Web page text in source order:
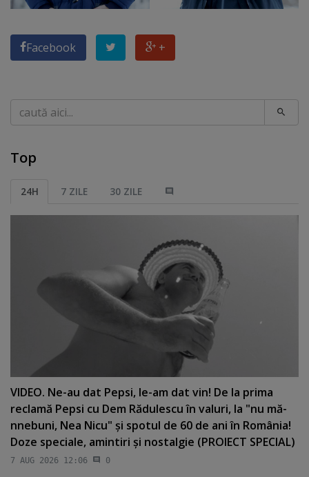
Facebook +
Caută
Top
24H 7 ZILE 30 ZILE
VIDEO. Ne-au dat Pepsi, le-am dat vin! De la prima
reclamă Pepsi cu Dem Rădulescu în valuri, la "nu mă-
nnebuni, Nea Nicu" şi spotul de 60 de ani în România!
Doze speciale, amintiri şi nostalgie (PROIECT SPECIAL)
7 AUG 2026 12:06 0